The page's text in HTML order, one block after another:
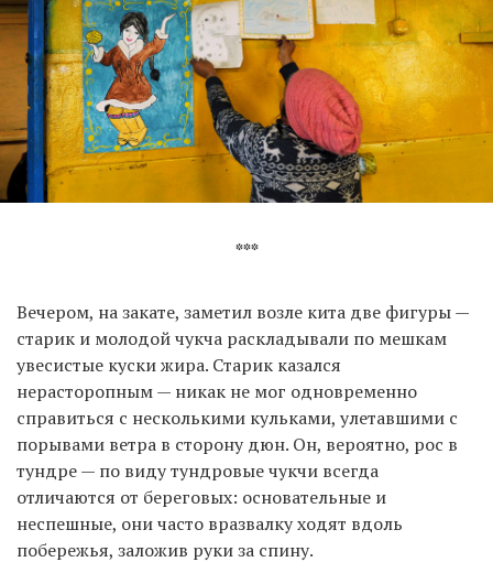
***
Вечером, на закате, заметил возле кита две фигуры —
старик и молодой чукча раскладывали по мешкам
увесистые куски жира. Старик казался
нерасторопным — никак не мог одновременно
справиться с несколькими кульками, улетавшими с
порывами ветра в сторону дюн. Он, вероятно, рос в
тундре — по виду тундровые чукчи всегда
отличаются от береговых: основательные и
неспешные, они часто вразвалку ходят вдоль
побережья, заложив руки за спину.